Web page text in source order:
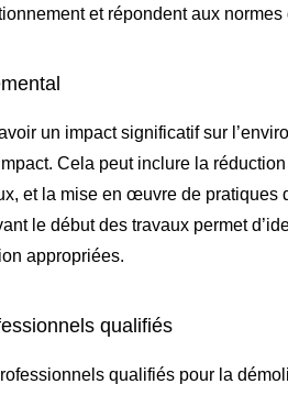
et répondent aux
un impact significatif sur
Cela peut inclure la
et la mise en œuvre de pratiques
le début des travaux permet
appropriées.
qualifiés
qualifiés pour la